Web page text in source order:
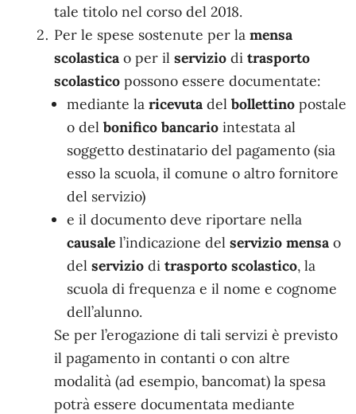
tale titolo nel corso del 2018.
Per le spese sostenute per la mensa
scolastica o per il servizio di trasporto
scolastico possono essere documentate:
mediante la ricevuta del bollettino postale
o del bonifico bancario intestata al
soggetto destinatario del pagamento (sia
esso la scuola, il comune o altro fornitore
del servizio)
e il documento deve riportare nella
causale l’indicazione del servizio mensa o
del servizio di trasporto scolastico, la
scuola di frequenza e il nome e cognome
dell’alunno.
Se per l’erogazione di tali servizi è previsto
il pagamento in contanti o con altre
modalità (ad esempio, bancomat) la spesa
potrà essere documentata mediante